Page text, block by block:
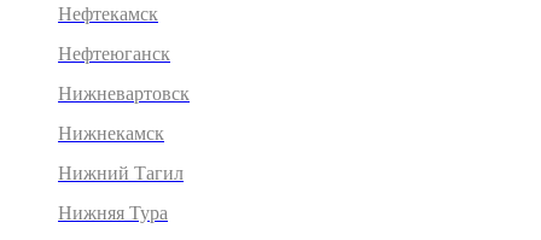
Нефтекамск
Нефтеюганск
Нижневартовск
Нижнекамск
Нижний Тагил
Нижняя Тура